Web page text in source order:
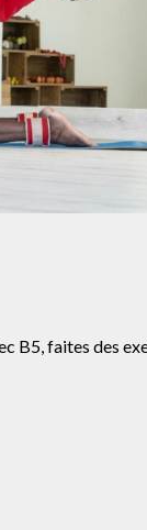
B5, faites des